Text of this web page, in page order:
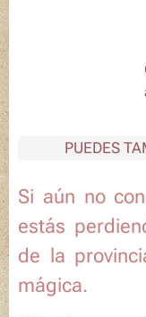
PUEDES
Si aún no
estás
de la
mágica.